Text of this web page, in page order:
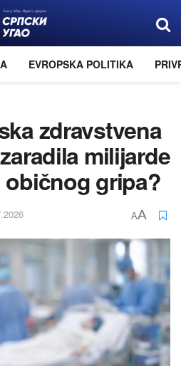
EVROPSKA POLITIKA
zdravstvena
milijarde
gripa?
AA